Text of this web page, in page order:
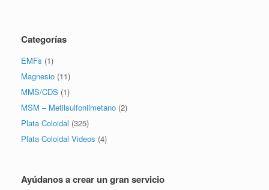
Categorías
EMFs (1)
Magnesio (11)
MMS/CDS (1)
MSM – Metilsulfonilmetano (2)
Plata Coloidal (325)
Plata Coloidal Videos (4)
Ayúdanos a crear un gran servicio